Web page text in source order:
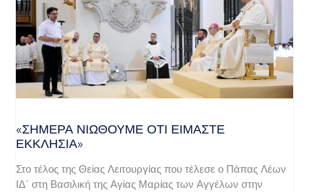
«ΣΉΜΕΡΑ ΝΙΏΘΟΥΜΕ ΌΤΙ ΕΊΜΑΣΤΕ
ΕΚΚΛΗΣΊΑ»
Στο τέλος της Θείας Λειτουργίας που τέλεσε ο Πάπας Λέων
ΙΔ΄ στη Βασιλική της Αγίας Μαρίας των Αγγέλων στην